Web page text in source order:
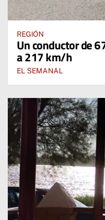
REGIÓN
Un conductor de
a 217 km/h
EL SEMANAL